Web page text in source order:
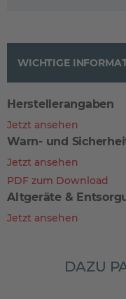
WICHTIGE
Herstellerangaben
Jetzt ansehen
Warn- und
Jetzt ansehen
PDF zum Download
Altgeräte &
Jetzt ansehen
DAZU